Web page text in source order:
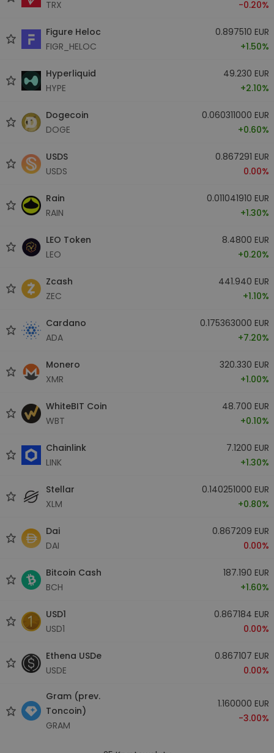
TRX
-0.20%
Figure Heloc
FIGR_HELOC
0.897510 EUR
+1.50%
Hyperliquid
HYPE
49.230 EUR
+2.10%
Dogecoin
DOGE
0.060311000 EUR
+0.60%
USDS
USDS
0.867291 EUR
0.00%
Rain
RAIN
0.011041910 EUR
+1.30%
LEO Token
LEO
8.4800 EUR
+0.20%
Zcash
ZEC
441.940 EUR
+1.10%
Cardano
ADA
0.175363000 EUR
+7.20%
Monero
XMR
320.330 EUR
+1.00%
WhiteBIT Coin
WBT
48.700 EUR
+0.10%
Chainlink
LINK
7.1200 EUR
+1.30%
Stellar
XLM
0.140251000 EUR
+0.80%
Dai
DAI
0.867209 EUR
0.00%
Bitcoin Cash
BCH
187.190 EUR
+1.60%
USD1
USD1
0.867184 EUR
0.00%
Ethena USDe
USDE
0.867107 EUR
0.00%
Gram (prev.
Toncoin)
GRAM
1.160000 EUR
-3.00%